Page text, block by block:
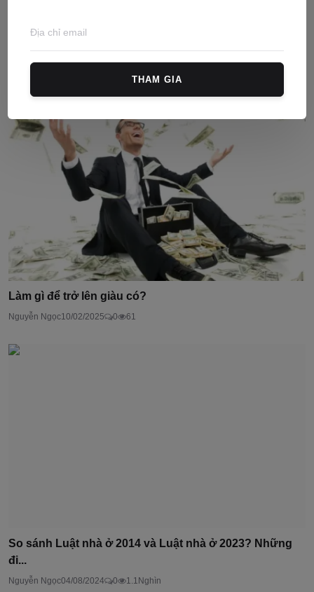
Từ 1/8 cấm phân lô, bán nền đối với 105 thành phố, t...
Làm gì để trở lên giàu có?
Nguyễn Ngọc10/02/2025 0 61
So sánh Luật nhà ở 2014 và Luật nhà ở 2023? Những
đi...
Nguyễn Ngọc04/08/2024 0 1.1Nghìn
THAM GIA